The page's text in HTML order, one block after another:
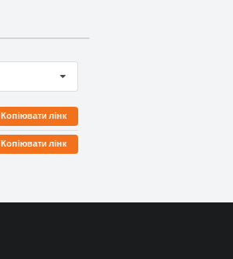
Копіювати лінк
Копіювати лінк